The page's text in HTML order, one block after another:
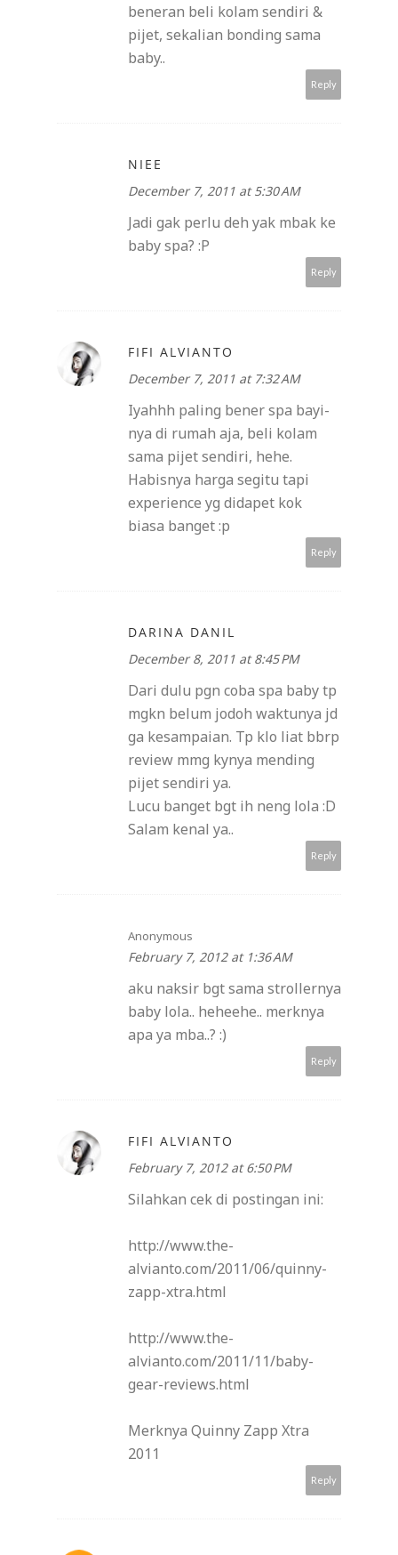
beneran beli kolam sendiri &
pijet, sekalian bonding sama
baby..
Reply
NIEE
December 7, 2011 at 5:30 AM
Jadi gak perlu deh yak mbak ke
baby spa? :P
Reply
FIFI ALVIANTO
December 7, 2011 at 7:32 AM
Iyahhh paling bener spa bayi-
nya di rumah aja, beli kolam
sama pijet sendiri, hehe.
Habisnya harga segitu tapi
experience yg didapet kok
biasa banget :p
Reply
DARINA DANIL
December 8, 2011 at 8:45 PM
Dari dulu pgn coba spa baby tp
mgkn belum jodoh waktunya jd
ga kesampaian. Tp klo liat bbrp
review mmg kynya mending
pijet sendiri ya.
Lucu banget bgt ih neng lola :D
Salam kenal ya..
Reply
Anonymous
February 7, 2012 at 1:36 AM
aku naksir bgt sama strollernya
baby lola.. heheehe.. merknya
apa ya mba..? :)
Reply
FIFI ALVIANTO
February 7, 2012 at 6:50 PM
Silahkan cek di postingan ini:
http://www.the-
alvianto.com/2011/06/quinny-
zapp-xtra.html
http://www.the-
alvianto.com/2011/11/baby-
gear-reviews.html
Merknya Quinny Zapp Xtra
2011
Reply